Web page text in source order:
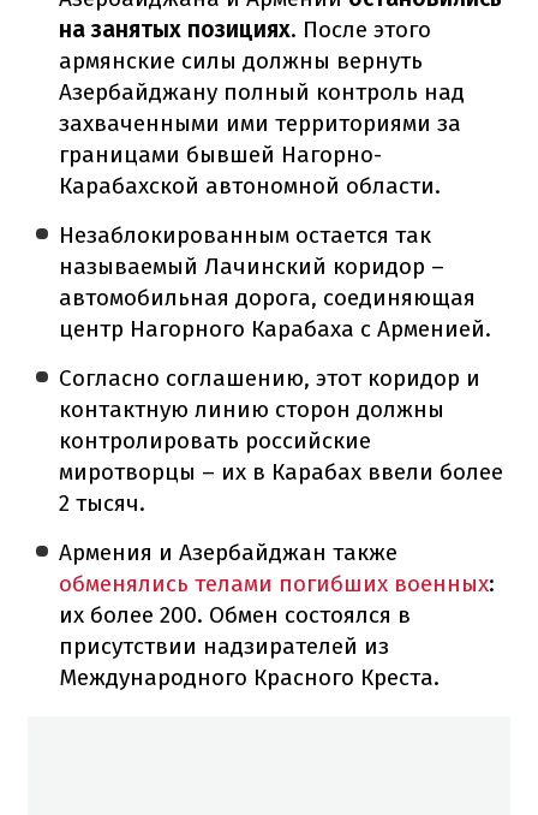
на занятых позициях. После этого
армянские силы должны вернуть
Азербайджану полный контроль над
захваченными ими территориями за
границами бывшей Нагорно-
Карабахской автономной области.
Незаблокированным остается так
называемый Лачинский коридор –
автомобильная дорога, соединяющая
центр Нагорного Карабаха с Арменией.
Согласно соглашению, этот коридор и
контактную линию сторон должны
контролировать российские
миротворцы – их в Карабах ввели более
2 тысяч.
Армения и Азербайджан также
обменялись телами погибших военных:
их более 200. Обмен состоялся в
присутствии надзирателей из
Международного Красного Креста.